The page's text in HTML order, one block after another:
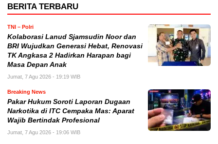
BERITA TERBARU
TNI – Polri
Kolaborasi Lanud Sjamsudin Noor dan
BRI Wujudkan Generasi Hebat, Renovasi
TK Angkasa 2 Hadirkan Harapan bagi
Masa Depan Anak
Jumat, 7 Agu 2026 - 19:19 WIB
Breaking News
Pakar Hukum Soroti Laporan Dugaan
Narkotika di ITC Cempaka Mas: Aparat
Wajib Bertindak Profesional
Jumat, 7 Agu 2026 - 19:06 WIB